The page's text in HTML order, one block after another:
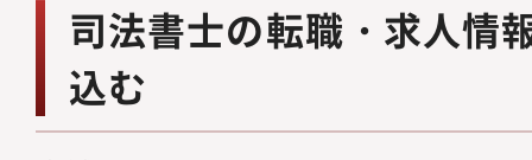
司法書士の転職・求人情
込む